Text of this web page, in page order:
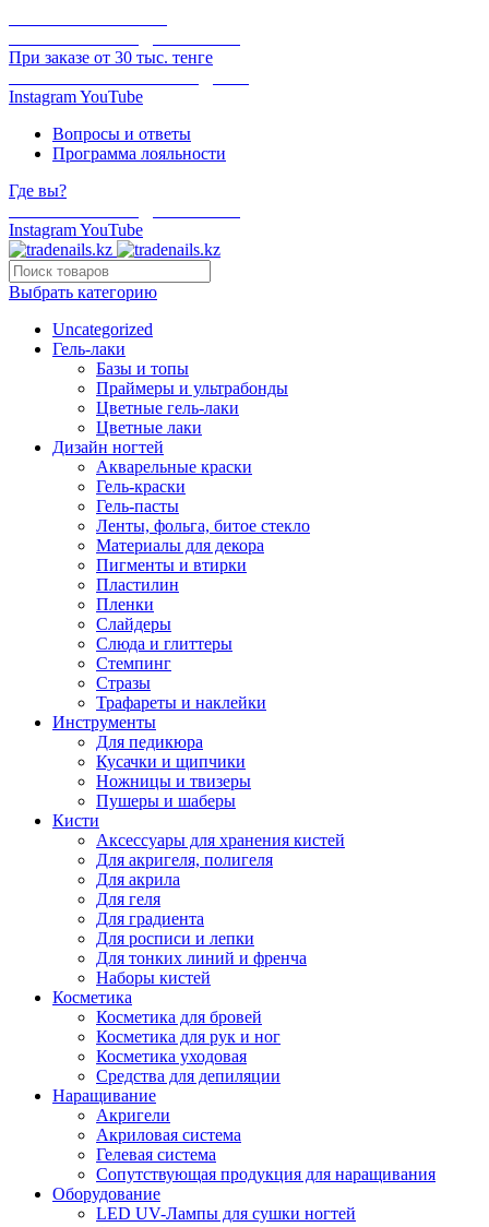
При заказе от 30 тыс. тенге
InstagramYouTube
Вопросы и ответы
Программа лояльности
Где вы?
InstagramYouTube
Выбрать категорию
Uncategorized
Гель-лаки
Базы и топы
Праймеры и ультрабонды
Цветные гель-лаки
Цветные лаки
Дизайн ногтей
Акварельные краски
Гель-краски
Гель-пасты
Ленты, фольга, битое стекло
Материалы для декора
Пигменты и втирки
Пластилин
Пленки
Слайдеры
Слюда и глиттеры
Стемпинг
Стразы
Трафареты и наклейки
Инструменты
Для педикюра
Кусачки и щипчики
Ножницы и твизеры
Пушеры и шаберы
Кисти
Аксессуары для хранения кистей
Для акригеля, полигеля
Для акрила
Для геля
Для градиента
Для росписи и лепки
Для тонких линий и френча
Наборы кистей
Косметика
Косметика для бровей
Косметика для рук и ног
Косметика уходовая
Средства для депиляции
Наращивание
Акригели
Акриловая система
Гелевая система
Сопутствующая продукция для наращивания
Оборудование
LED UV-Лампы для сушки ногтей